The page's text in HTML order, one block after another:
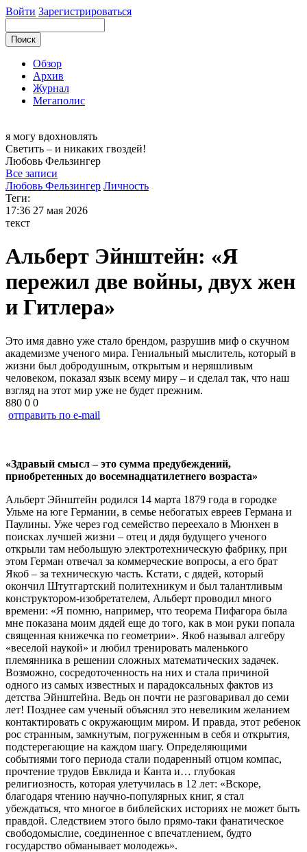
Войти Зарегистрироваться
Обзор
Архив
Журнал
Мегаполис
я могу вдохновлять
Светить – и никаких гвоздей!
Любовь Фельзингер
Все записи
Любовь Фельзингер Личность
Теги:
17:36 27 мая 2026
текст
Альберт Эйнштейн: «Я
пережил две войны, двух жен
и Гитлера»
Это имя давно уже стало брендом, разрушив миф о скучном
академизме ученого мира. Гениальный мыслитель, который в
жизни был добродушным, открытым и неряшливым
человеком, показал язык всему миру – и сделал так, что наш
взгляд на этот мир уже не будет прежним.
880 0 0
отправить по e-mail
«Здравый смысл – это сумма предубеждений,
приобретенных до восемнадцатилетнего возраста»
Альберт Эйнштейн родился 14 марта 1879 года в городке
Ульме на юге Германии, в семье небогатых евреев Германа и
Паулины. Уже через год семейство переехало в Мюнхен в
поисках лучшей жизни – отец и дядя будущего ученого
открыли там небольшую электротехническую фабрику, при
этом Герман отвечал за коммерческие вопросы, а его брат
Якоб – за техническую часть. Кстати, с дядей, который
окончил Штутгартский политехникум и был талантливым
конструктором-изобретателем, Альберт проводил много
времени: «Я помню, например, что теорема Пифагора была
мне показана моим дядей еще до того, как в мои руки попала
священная книжечка по геометрии». Якоб называл алгебру
«веселой наукой» и любил тренировать маленького
племянника в решении сложных математических задачек.
Возможно, сосредоточенность на них и стала причиной
одного из самых известных и парадоксальных фактов из
детства Эйнштейна. Ведь он почти не разговаривал до семи
лет! Позднее сам ученый объяснял это невеликим желанием
контактировать с окружающим миром. И правда, этот ребенок
рос странным, замкнутым, погруженным в себя и открытия,
подстерегающие на каждом шагу. Определяющими
событиями того периода стали подаренный отцом компас,
прочтение трудов Евклида и Канта и… глубокая
религиозность, которая улетучилась в 12 лет: «Вскоре,
благодаря чтению научно-популярных книг, я стал
убеждаться, что многое в библейских историях не может быть
правдой. Следствием этого было прямо-таки фанатическое
свободомыслие, соединенное с впечатлением, будто
государство обманывает молодежь».